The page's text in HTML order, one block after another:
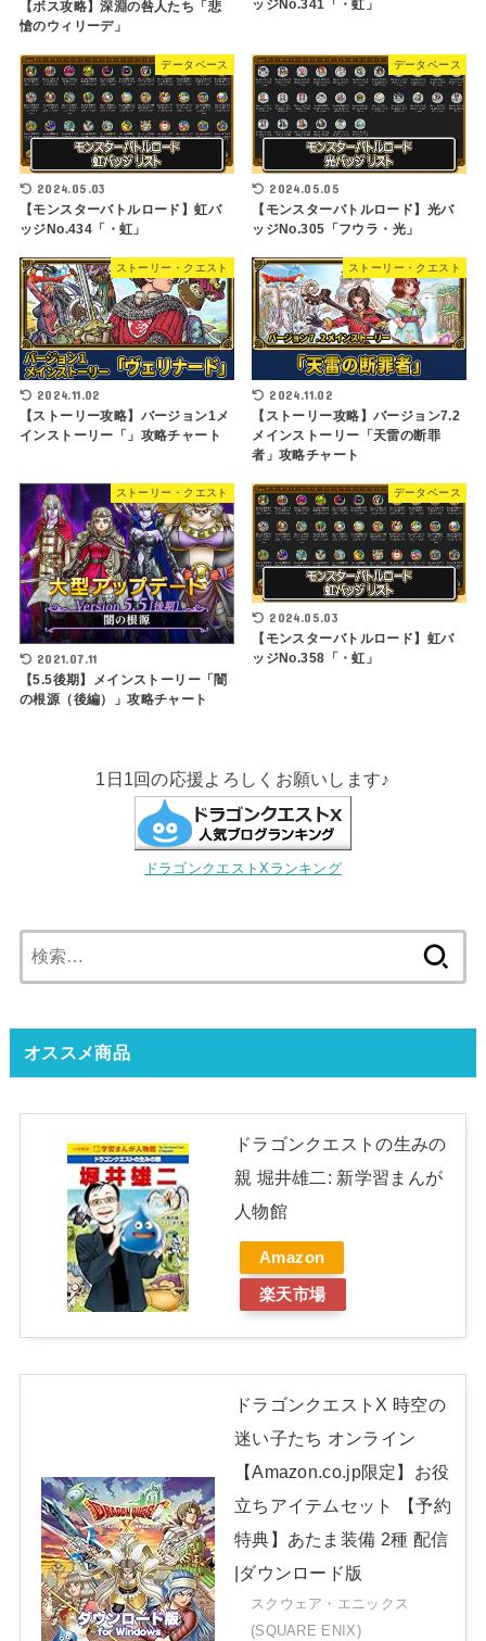
【ボス攻略】深淵の咎人たち「悲
愴のウィリーデ」
ッジNo.341「・虹」
データベース
2024.05.03
【モンスターバトルロード】虹バ
ッジNo.434「・虹」
データベース
2024.05.05
【モンスターバトルロード】光バ
ッジNo.305「フウラ・光」
ストーリー・クエスト
2024.11.02
【ストーリー攻略】バージョン1メ
インストーリー「」攻略チャート
ストーリー・クエスト
2024.11.02
【ストーリー攻略】バージョン7.2
メインストーリー「天雷の断罪
者」攻略チャート
ストーリー・クエスト
2021.07.11
【5.5後期】メインストーリー「闇
の根源（後編）」攻略チャート
データベース
2024.05.03
【モンスターバトルロード】虹バ
ッジNo.358「・虹」
1日1回の応援よろしくお願いします♪
ドラゴンクエストXランキング
索:
オススメ商品
ドラゴンクエストの生みの
親 堀井雄二: 新学習まんが
人物館
Amazon
楽天市場
ドラゴンクエストX 時空の
迷い子たち オンライン
【Amazon.co.jp限定】お役
立ちアイテムセット 【予約
特典】あたま装備 2種 配信
|ダウンロード版
スクウェア・エニックス
(SQUARE ENIX)